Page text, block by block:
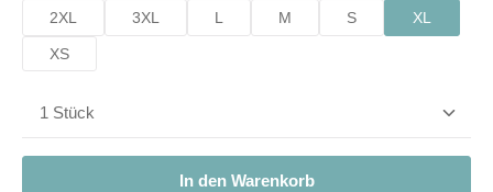
2XL 3XL L M S XL
XS
Produkt Anzahl: Gib den gewünschten Wert ein
In den Warenkorb